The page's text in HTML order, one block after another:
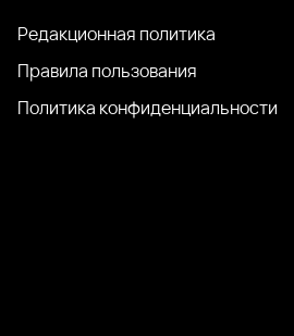
Редакционная политика
Правила пользования
Политика конфиденциальности